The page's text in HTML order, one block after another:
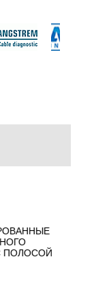
ПОЛОСОЙ